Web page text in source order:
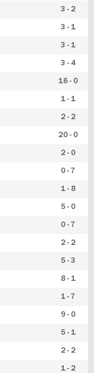
3 - 2
3 - 1
3 - 1
3 - 4
16 - 0
1 - 1
2 - 2
20 - 0
2 - 0
0 - 7
1 - 8
5 - 0
0 - 7
2 - 2
5 - 3
8 - 1
1 - 7
9 - 0
5 - 1
2 - 2
1 - 2